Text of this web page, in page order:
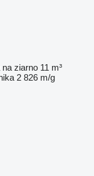
ziarno 11 m³
2 826 m/g